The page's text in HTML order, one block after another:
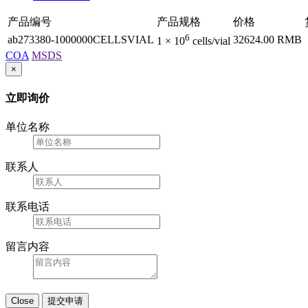
产品编号 产品规格 价格
ab273380-1000000CELLSVIAL 1 × 106 cells/vial 32624.00 RMB
COA MSDS
×
立即询价
单位名称
联系人
联系电话
留言内容
Close